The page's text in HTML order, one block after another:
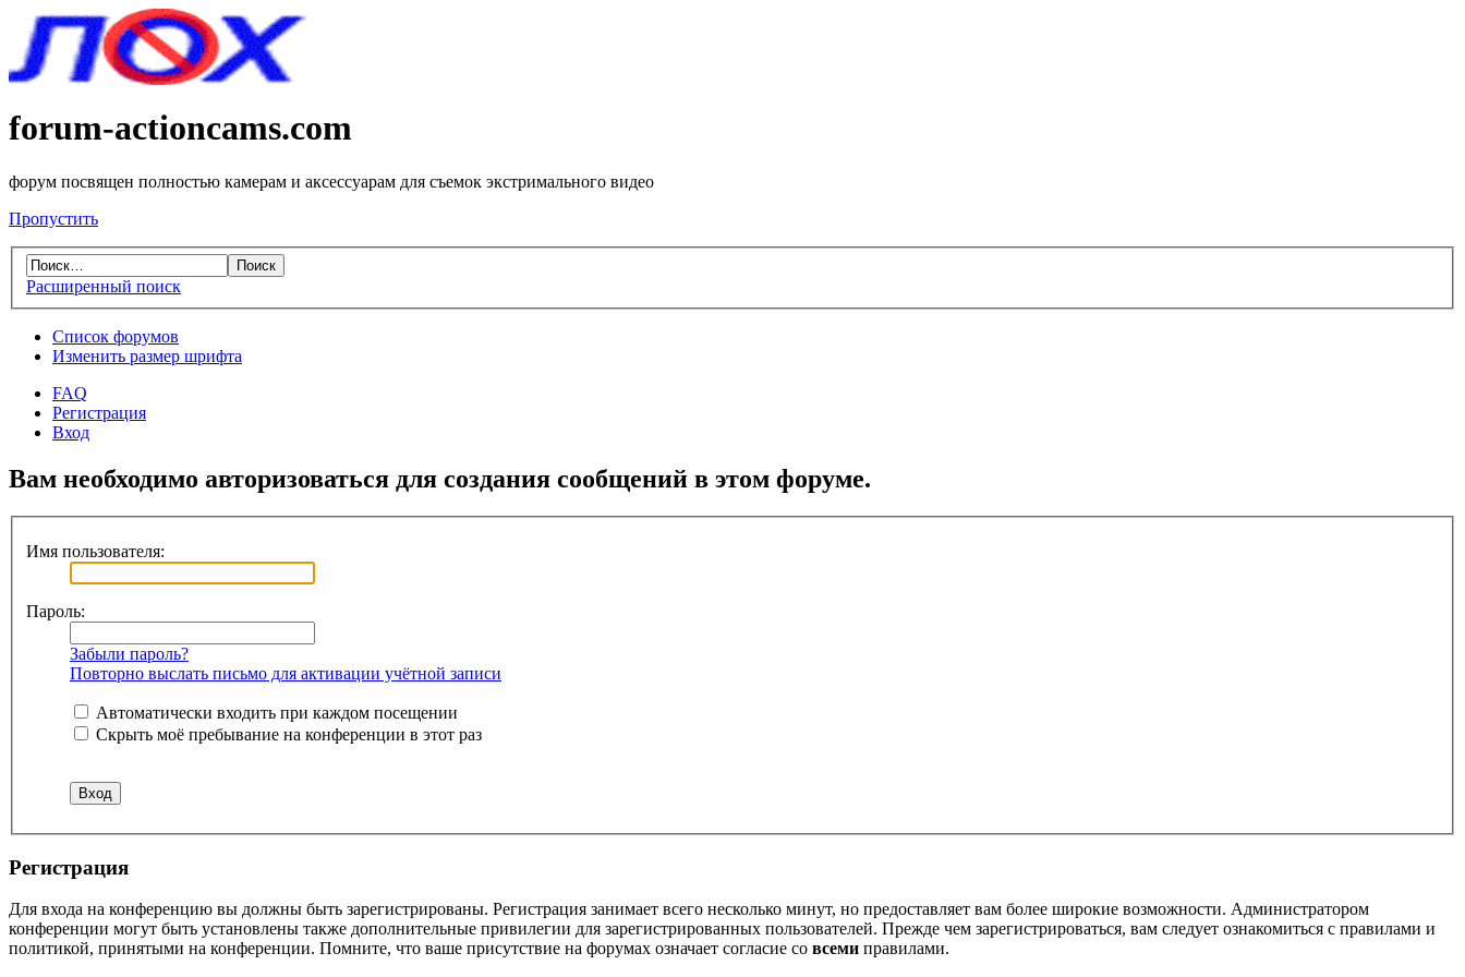
forum-actioncams.com
форум посвящен полностью камерам и аксессуарам для съемок экстримального видео
Пропустить
Расширенный поиск
Список форумов
Изменить размер шрифта
FAQ
Регистрация
Вход
Вам необходимо авторизоваться для создания сообщений в этом форуме.
Имя пользователя:
Пароль:
Забыли пароль?
Повторно выслать письмо для активации учётной записи
Автоматически входить при каждом посещении
Скрыть моё пребывание на конференции в этот раз
Регистрация
Для входа на конференцию вы должны быть зарегистрированы. Регистрация занимает всего несколько минут, но предоставляет вам более широкие возможности. Администратором
конференции могут быть установлены также дополнительные привилегии для зарегистрированных пользователей. Прежде чем зарегистрироваться, вам следует ознакомиться с правилами и
политикой, принятыми на конференции. Помните, что ваше присутствие на форумах означает согласие со всеми правилами.